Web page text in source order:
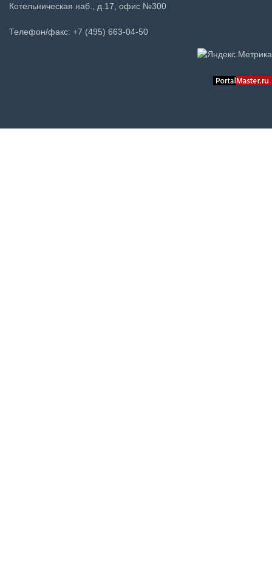
Котельническая наб., д.17, офис №300
Телефон/факс: +7 (495) 663-04-50